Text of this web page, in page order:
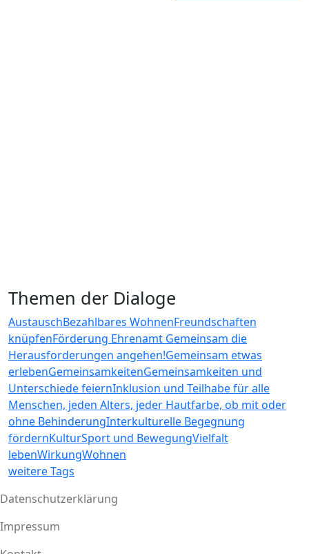
Themen der Dialoge
AustauschBezahlbares WohnenFreundschaften
knüpfenFörderung Ehrenamt Gemeinsam die
Herausforderungen angehen!Gemeinsam etwas
erlebenGemeinsamkeitenGemeinsamkeiten und
Unterschiede feiernInklusion und Teilhabe für alle
Menschen, jeden Alters, jeder Hautfarbe, ob mit oder
ohne BehinderungInterkulturelle Begegnung
fördernKulturSport und BewegungVielfalt
lebenWirkungWohnen
weitere Tags
Datenschutzerklärung
Impressum